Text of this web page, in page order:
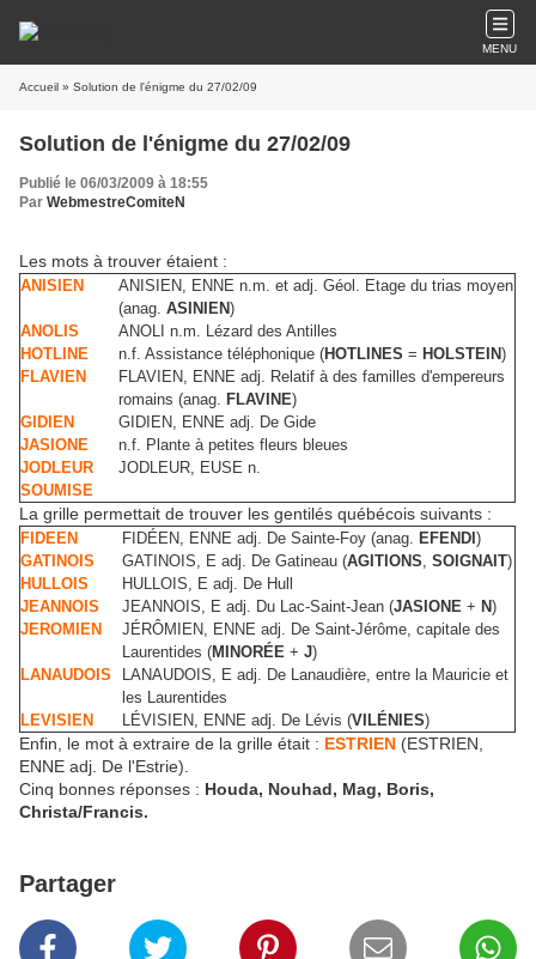
MENU
Accueil » Solution de l'énigme du 27/02/09
Solution de l'énigme du 27/02/09
Publié le 06/03/2009 à 18:55
Par WebmestreComiteN
Les mots à trouver étaient :
ANISIEN
ANISIEN, ENNE n.m. et adj. Géol. Etage du trias moyen
(anag. ASINIEN)
ANOLIS
ANOLI n.m. Lézard des Antilles
HOTLINE
n.f. Assistance téléphonique (HOTLINES = HOLSTEIN)
FLAVIEN
FLAVIEN, ENNE adj. Relatif à des familles d'empereurs
romains (anag. FLAVINE)
GIDIEN
GIDIEN, ENNE adj. De Gide
JASIONE
n.f. Plante à petites fleurs bleues
JODLEUR
JODLEUR, EUSE n.
SOUMISE
La grille permettait de trouver les gentilés québécois suivants :
FIDEEN FIDÉEN, ENNE adj. De Sainte-Foy (anag. EFENDI )
GATINOIS
GATINOIS, E adj. De Gatineau (AGITIONS, SOIGNAIT)
HULLOIS
HULLOIS, E adj. De Hull
JEANNOIS
JEANNOIS, E adj. Du Lac-Saint-Jean (JASIONE + N)
JEROMIEN
JÉRÔMIEN, ENNE adj. De Saint-Jérôme, capitale des
Laurentides (MINORÉE + J)
LANAUDOIS
LANAUDOIS, E adj. De Lanaudière, entre la Mauricie et
les Laurentides
LEVISIEN
LÉVISIEN, ENNE adj. De Lévis (VILÉNIES)
Enfin, le mot à extraire de la grille était : ESTRIEN (ESTRIEN,
ENNE adj. De l'Estrie).
Cinq bonnes réponses : Houda, Nouhad, Mag, Boris,
Christa/Francis.
Partager